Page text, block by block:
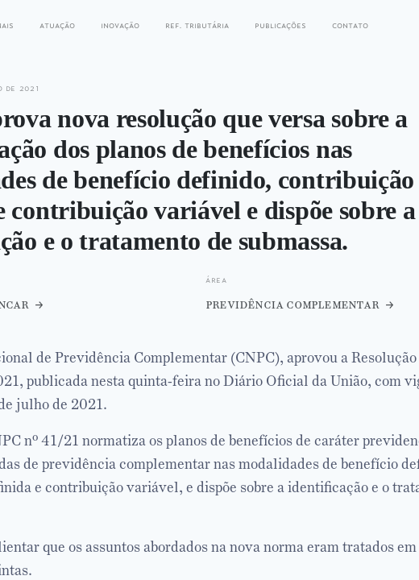
atuação inovação ref. tributária publicações contato
2021
nova resolução que versa sobre a
dos planos de benefícios nas
de benefício definido, contribuição
contribuição variável e dispõe sobre a
e o tratamento de submassa.
área
previdência complementar
de Previdência Complementar (CNPC), aprovou a Resolução
publicada nesta quinta-feira no Diário Oficial da União, com
julho de 2021.
nº 41/21 normatiza os planos de benefícios de caráter
de previdência complementar nas modalidades de benefício
e contribuição variável, e dispõe sobre a identificação e o
que os assuntos abordados na nova norma eram tratados em